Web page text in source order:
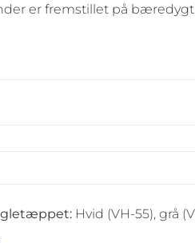
er fremstillet på
Hvid (VH-55), grå